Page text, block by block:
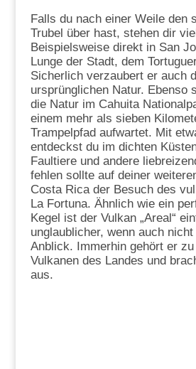
Falls du nach einer Weile den
Trubel über hast, stehen dir
Beispielsweise direkt in San
Lunge der Stadt, dem
Sicherlich verzaubert er auch
ursprünglichen Natur. Ebenso
die Natur im Cahuita
einem mehr als sieben
Trampelpfad aufwartet. Mit
entdeckst du im dichten
Faultiere und andere
fehlen sollte auf deiner
Costa Rica der Besuch des
La Fortuna. Ähnlich wie ein
Kegel ist der Vulkan „Areal“
unglaublicher, wenn auch
Anblick. Immerhin gehört er
Vulkanen des Landes und
aus.